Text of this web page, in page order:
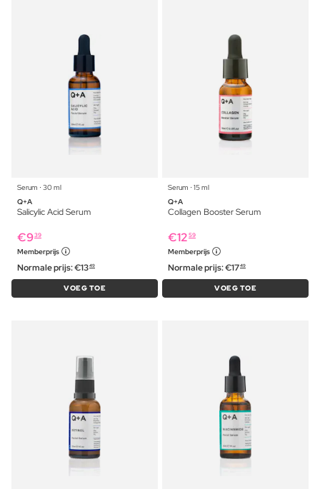
Serum ⋅ 30 ml
Q+A
Salicylic Acid Serum
€939
Memberprijs
Normale prijs:€1349
VOEG TOE
Serum ⋅ 15 ml
Q+A
Collagen Booster Serum
€12 59
Memberprijs
Normale prijs:€1749
VOEG TOE